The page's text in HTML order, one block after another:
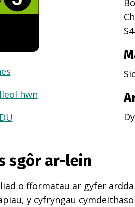
hwn
sgôr ar-lein
o fformatau ar gyfer
y cyfryngau